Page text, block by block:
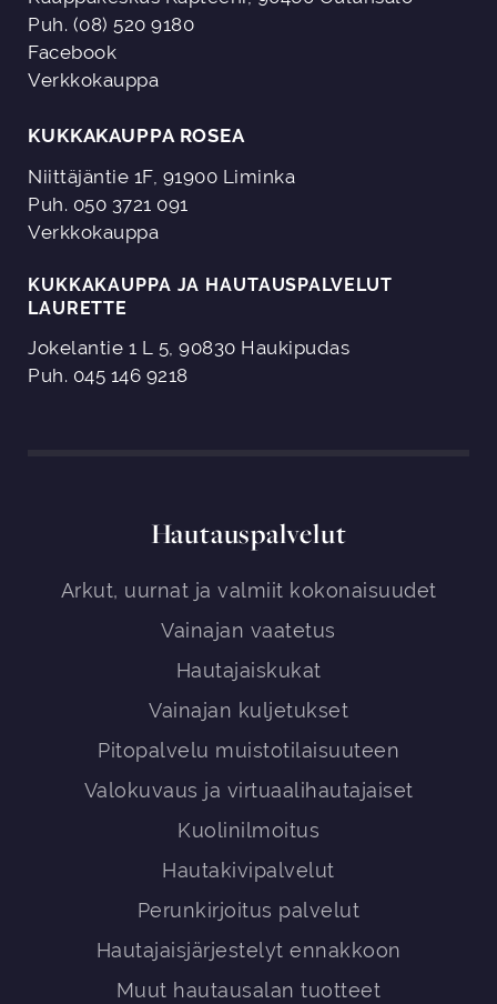
Puh. (08) 520 9180
Facebook
Verkkokauppa
KUKKAKAUPPA ROSEA
Niittäjäntie 1F, 91900 Liminka
Puh. 050 3721 091
Verkkokauppa
KUKKAKAUPPA JA HAUTAUSPALVELUT
LAURETTE
Jokelantie 1 L 5, 90830 Haukipudas
Puh. 045 146 9218
Hautauspalvelut
Arkut, uurnat ja valmiit kokonaisuudet
Vainajan vaatetus
Hautajaiskukat
Vainajan kuljetukset
Pitopalvelu muistotilaisuuteen
Valokuvaus ja virtuaalihautajaiset
Kuolinilmoitus
Hautakivipalvelut
Perunkirjoitus palvelut
Hautajaisjärjestelyt ennakkoon
Muut hautausalan tuotteet